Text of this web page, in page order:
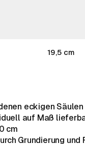
19,5 cm
eckigen Säulen
auf Maß
cm
Grundierung und